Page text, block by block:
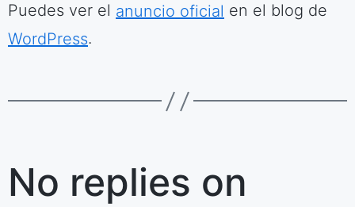
Puedes ver el anuncio oficial en el blog de
WordPress.
No replies on